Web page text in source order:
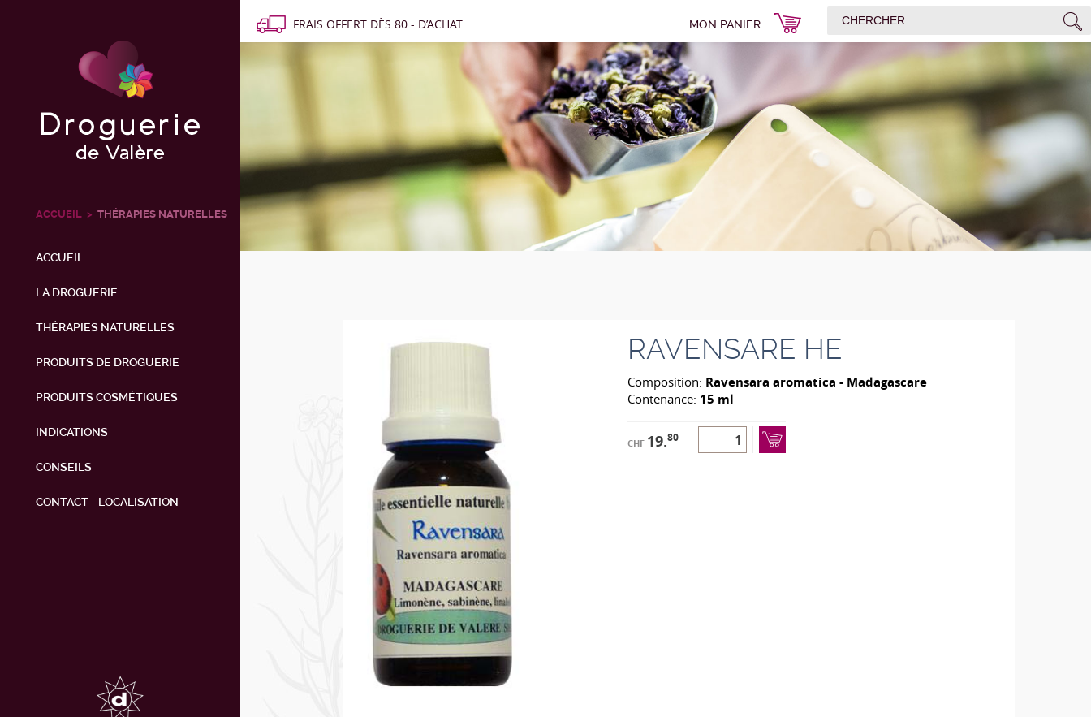
ACCUEIL THÉRAPIES NATURELLES
ACCUEIL
LA DROGUERIE
THÉRAPIES NATURELLES
PRODUITS DE DROGUERIE
PRODUITS COSMÉTIQUES
INDICATIONS
CONSEILS
CONTACT - LOCALISATION
FRAIS OFFERT DÈS 80.- D’ACHAT MON PANIER
RAVENSARE HE
Composition: Ravensara aromatica - Madagascare
Contenance: 15 ml
CHF 19.80